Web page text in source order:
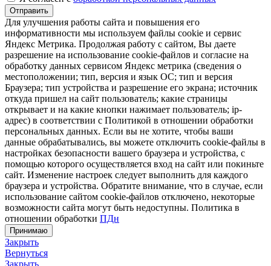
Отправить
Для улучшения работы сайта и повышения его
информативности мы используем файлы cookie и сервис
Яндекс Метрика. Продолжая работу с сайтом, Вы даете
разрешение на использование cookie-файлов и согласие на
обработку данных сервисом Яндекс метрика (сведения о
местоположении; тип, версия и язык ОС; тип и версия
Браузера; тип устройства и разрешение его экрана; источник
откуда пришел на сайт пользователь; какие страницы
открывает и на какие кнопки нажимает пользователь; ip-
адрес) в соответствии с Политикой в отношении обработки
персональных данных. Если вы не хотите, чтобы ваши
данные обрабатывались, вы можете отключить cookie-файлы в
настройках безопасности вашего браузера и устройства, с
помощью которого осуществляется вход на сайт или покиньте
сайт. Изменение настроек следует выполнить для каждого
браузера и устройства. Обратите внимание, что в случае, если
использование сайтом cookie-файлов отключено, некоторые
возможности сайта могут быть недоступны. Политика в
отношении обработки ПДн
Принимаю
Закрыть
Вернуться